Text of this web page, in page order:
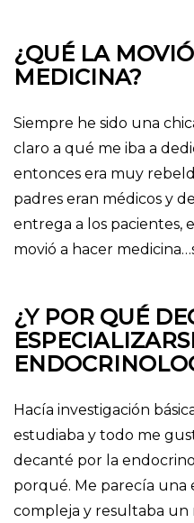
¿QUÉ LA
MEDICINA?
Siempre he sido una
claro a qué me iba a
entonces era muy
padres eran médicos y
entrega a los pacientes,
movió a hacer
¿Y POR QUÉ
Hacía investigación
estudiaba y todo me
decanté por la
porqué. Me parecía una
compleja y resultaba un